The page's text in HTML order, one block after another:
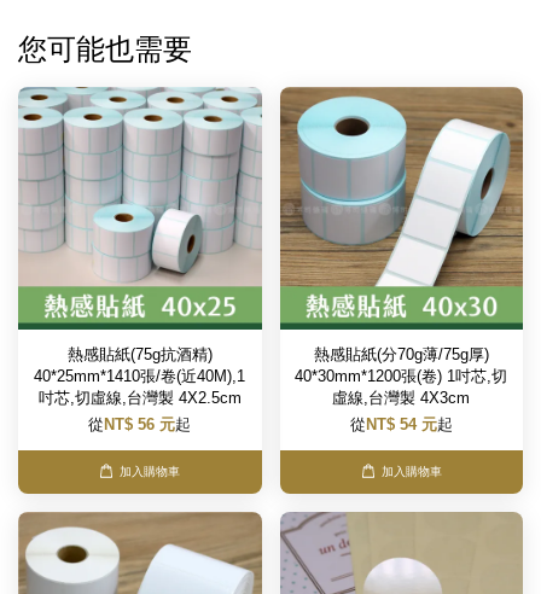
您可能也需要
熱感貼紙(75g抗酒精)
40*25mm*1410張/卷(近40M),1
吋芯,切虛線,台灣製 4X2.5cm
從 NT$ 56 元起
加入購物車
熱感貼紙(分70g薄/75g厚)
40*30mm*1200張(卷) 1吋芯,切
虛線,台灣製 4X3cm
從 NT$ 54 元起
加入購物車